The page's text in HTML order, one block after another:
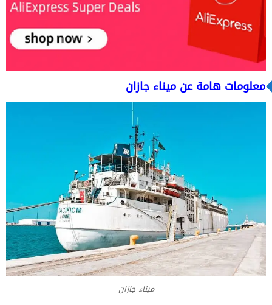
معلومات هامة عن ميناء جازان
ميناء جازان